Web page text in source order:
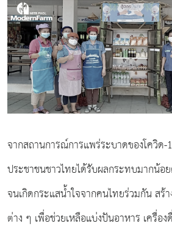
จากสถานการณ์การแพร่ระบาดของโควิด-
ประชาชนชาวไทยได้รับผลกระทบมากน้อ
จนเกิดกระแสน้ำใจจากคนไทยร่วมกัน ส
ต่าง ๆ เพื่อช่วยเหลือแบ่งปันอาหาร เครื่อ